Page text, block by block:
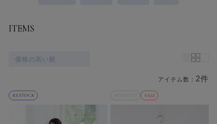
ITEMS
価格の高い順
アイテム数： 2件
商品一覧
RESTOCK SALE